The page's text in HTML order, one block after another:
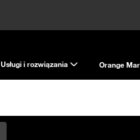
Usługi i rozwiązania Orange